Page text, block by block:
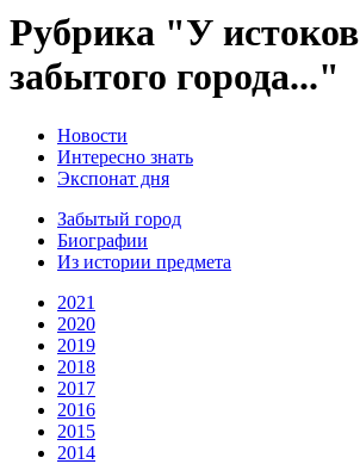
Рубрика "У истоков
забытого города..."
Новости
Интересно знать
Экспонат дня
Забытый город
Биографии
Из истории предмета
2021
2020
2019
2018
2017
2016
2015
2014